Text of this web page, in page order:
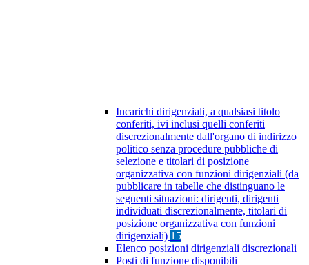
Incarichi dirigenziali, a qualsiasi titolo
conferiti, ivi inclusi quelli conferiti
discrezionalmente dall'organo di indirizzo
politico senza procedure pubbliche di
selezione e titolari di posizione
organizzativa con funzioni dirigenziali (da
pubblicare in tabelle che distinguano le
seguenti situazioni: dirigenti, dirigenti
individuati discrezionalmente, titolari di
posizione organizzativa con funzioni
dirigenziali) 15
Elenco posizioni dirigenziali discrezionali
Posti di funzione disponibili